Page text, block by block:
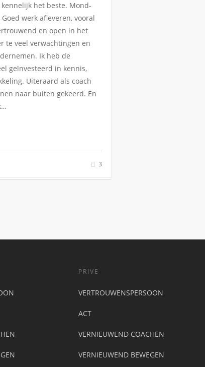
het beste. Mond-
werk afleveren, vooral
en open in het
te veel verwachtingen en
Ik heb de
geïnvesteerd in kennis,
Uiteraard als coach
naar buiten gekeerd. En
3
PRIVE
VERTROUWENSPERSOON
ACT
VERNIEUWEND COACHEN
VERNIEUWEND BEWEGEN